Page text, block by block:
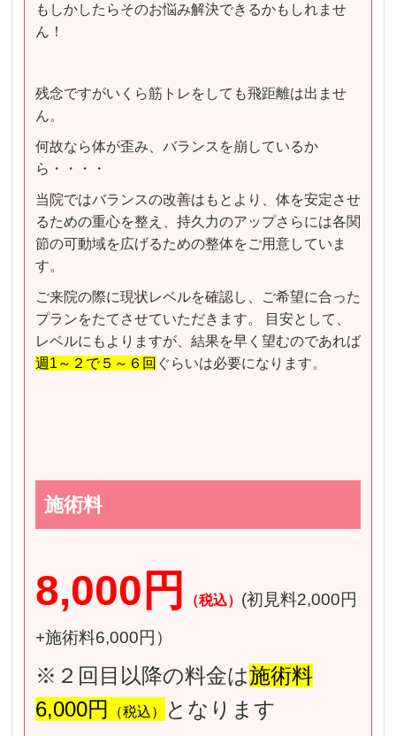
もしかしたらそのお悩み解決できるかもしれませ
ん！
残念ですがいくら筋トレをしても飛距離は出ませ
ん。
何故なら体が歪み、バランスを崩しているか
ら・・・・
当院ではバランスの改善はもとより、体を安定させ
るための重心を整え、持久力のアップさらには各関
節の可動域を広げるための整体をご用意していま
す。
ご来院の際に現状レベルを確認し、ご希望に合った
プランをたてさせていただきます。 目安として、
レベルにもよりますが、結果を早く望むのであれば
週1～２で５～６回 ぐらいは必要になります。
施術料
8,000円 （税込） (初見料2,000円
+施術料6,000円）
※２回目以降の料金は施術料
6,000円
（税込） となります